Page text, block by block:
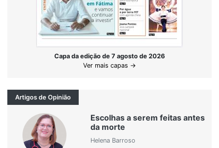
Capa da edição de 7 agosto de 2026
Ver mais capas →
Artigos de Opinião
Escolhas a serem feitas antes
da morte
Helena Barroso